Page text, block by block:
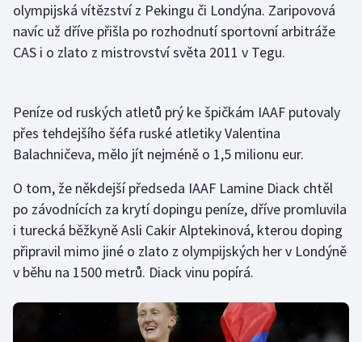
Judo
Krasobruslení
Lyže a snowboard
Motorsport
Olympijské hry
olympijská vítězství z Pekingu či Londýna. Zaripovová
navíc už dříve přišla po rozhodnutí sportovní arbitráže
CAS i o zlato z mistrovství světa 2011 v Tegu.
Peníze od ruských atletů prý ke špičkám IAAF putovaly
přes tehdejšího šéfa ruské atletiky Valentina
Balachničeva, mělo jít nejméně o 1,5 milionu eur.
O tom, že někdejší předseda IAAF Lamine Diack chtěl
po závodnících za krytí dopingu peníze, dříve promluvila
i turecká běžkyně Asli Cakir Alptekinová, kterou doping
připravil mimo jiné o zlato z olympijských her v Londýně
v běhu na 1500 metrů. Diack vinu popírá.